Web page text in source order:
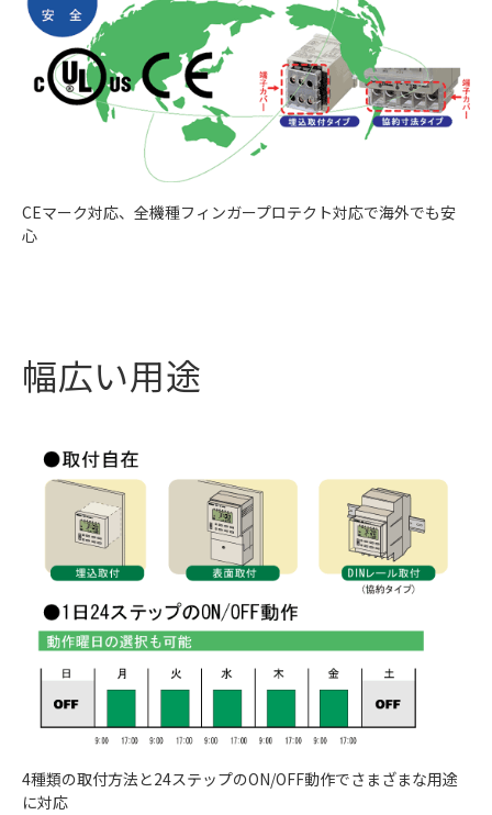
CEマーク対応、全機種フィンガープロテクト対応で海外でも安
心
幅広い用途
4種類の取付方法と24ステップのON/OFF動作でさまざまな用途
に対応